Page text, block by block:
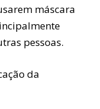
máscara
pessoas.
da